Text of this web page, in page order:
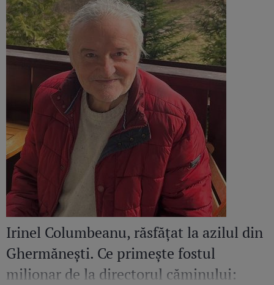
Irinel Columbeanu, răsfățat la azilul din
Ghermănești. Ce primește fostul
milionar de la directorul căminului: